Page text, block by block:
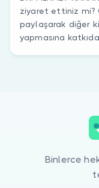
ziyaret ettiniz mi?
paylaşarak diğer
yapmasına
Binlerce